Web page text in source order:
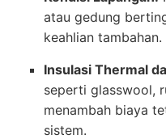
atau gedung
keahlian tambahan.
Insulasi Thermal
seperti glasswool,
menambah biaya
sistem.